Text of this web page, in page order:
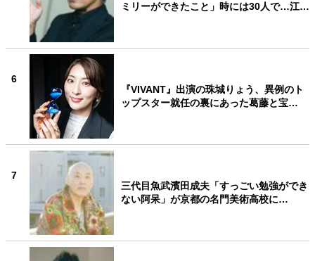
ミリーができたこと」時には30人で…江…
6
『VIVANT』出演の珠城りょう、異例のト
ップスター就任の裏にあった葛藤と宝…
7
三代目魚武濱田成夫「すっごい勉強ができ
ない阿呆」が京都の名門美術高校に…